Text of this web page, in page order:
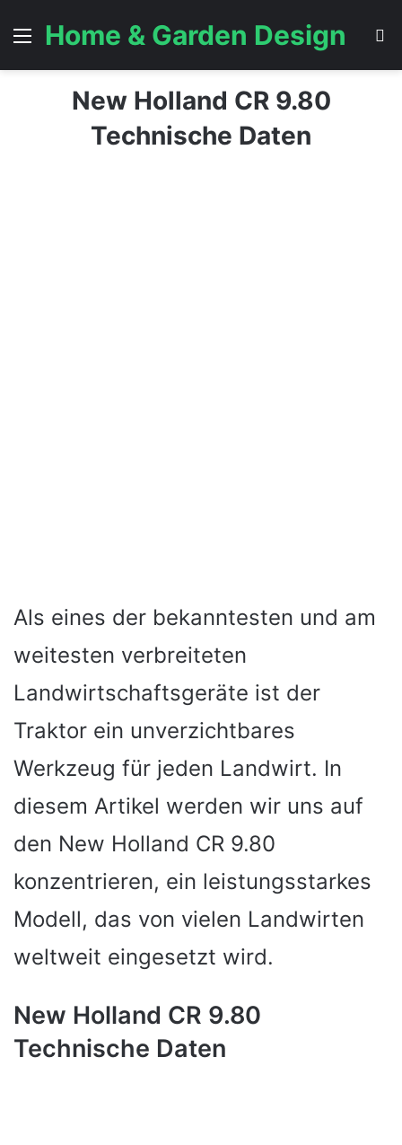
Menü
Home & Garden Design
New Holland CR 9.80
Technische Daten
Als eines der bekanntesten und am
weitesten verbreiteten
Landwirtschaftsgeräte ist der
Traktor ein unverzichtbares
Werkzeug für jeden Landwirt. In
diesem Artikel werden wir uns auf
den New Holland CR 9.80
konzentrieren, ein leistungsstarkes
Modell, das von vielen Landwirten
weltweit eingesetzt wird.
New Holland CR 9.80
Technische Daten